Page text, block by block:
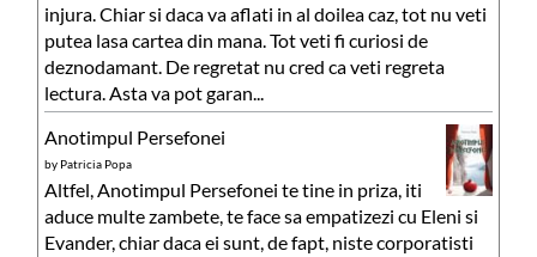
injura. Chiar si daca va aflati in al doilea caz, tot nu veti
putea lasa cartea din mana. Tot veti fi curiosi de
deznodamant. De regretat nu cred ca veti regreta
lectura. Asta va pot garan...
Anotimpul Persefonei
by Patricia Popa
Altfel, Anotimpul Persefonei te tine in priza, iti
aduce multe zambete, te face sa empatizezi cu Eleni si
Evander, chiar daca ei sunt, de fapt, niste corporatisti